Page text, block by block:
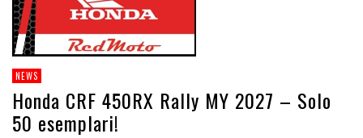
NEWS
Honda CRF 450RX Rally MY 2027 – Solo
50 esemplari!